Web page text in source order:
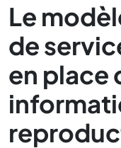
Le
de
en place